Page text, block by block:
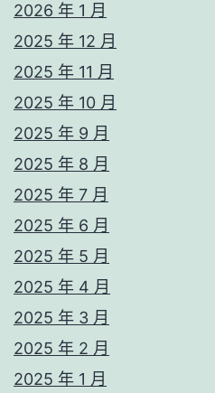
2026 年 1 月
2025 年 12 月
2025 年 11 月
2025 年 10 月
2025 年 9 月
2025 年 8 月
2025 年 7 月
2025 年 6 月
2025 年 5 月
2025 年 4 月
2025 年 3 月
2025 年 2 月
2025 年 1 月